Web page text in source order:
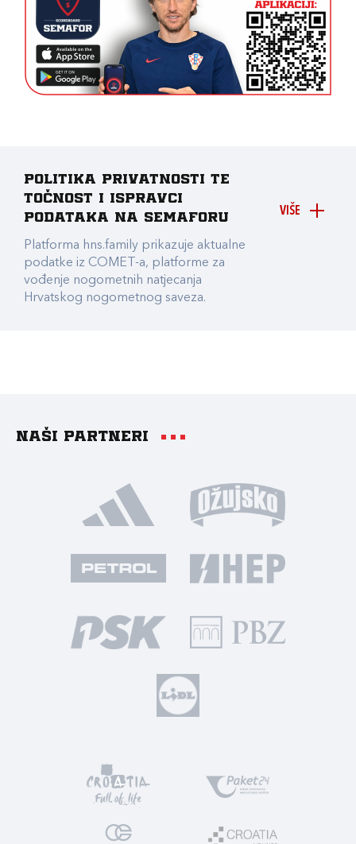
VIŠE
Politika privatnosti te
točnost i ispravci
podataka na Semaforu
Platforma hns.family prikazuje aktualne
podatke iz COMET-a, platforme za
vođenje nogometnih natjecanja
Hrvatskog nogometnog saveza.
Naši partneri